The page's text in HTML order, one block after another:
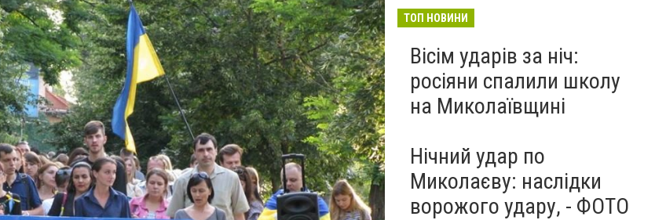
Миколаєві 2026: шукаємо
перезавантаження
ПАРТНЕРСЬКИЙ СПЕЦПРОЄКТ
Вчора
ТОП НОВИНИ
Вісім ударів за ніч:
росіяни спалили школу
на Миколаївщині
Нічний удар по
Миколаєву: наслідки
ворожого удару, - ФОТО